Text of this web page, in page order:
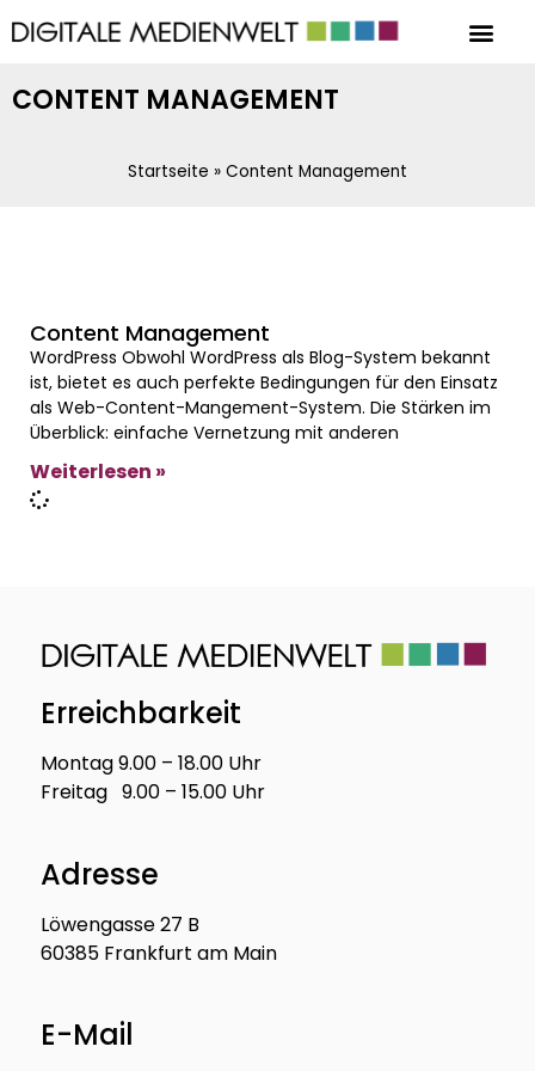
CONTENT MANAGEMENT
Startseite » Content Management
Content Management
WordPress Obwohl WordPress als Blog-System bekannt
ist, bietet es auch perfekte Bedingungen für den Einsatz
als Web-Content-Mangement-System. Die Stärken im
Überblick: einfache Vernetzung mit anderen
Weiterlesen »
Erreichbarkeit
Montag 9.00 – 18.00 Uhr
Freitag 9.00 – 15.00 Uhr
Adresse
Löwengasse 27 B
60385 Frankfurt am Main
E-Mail